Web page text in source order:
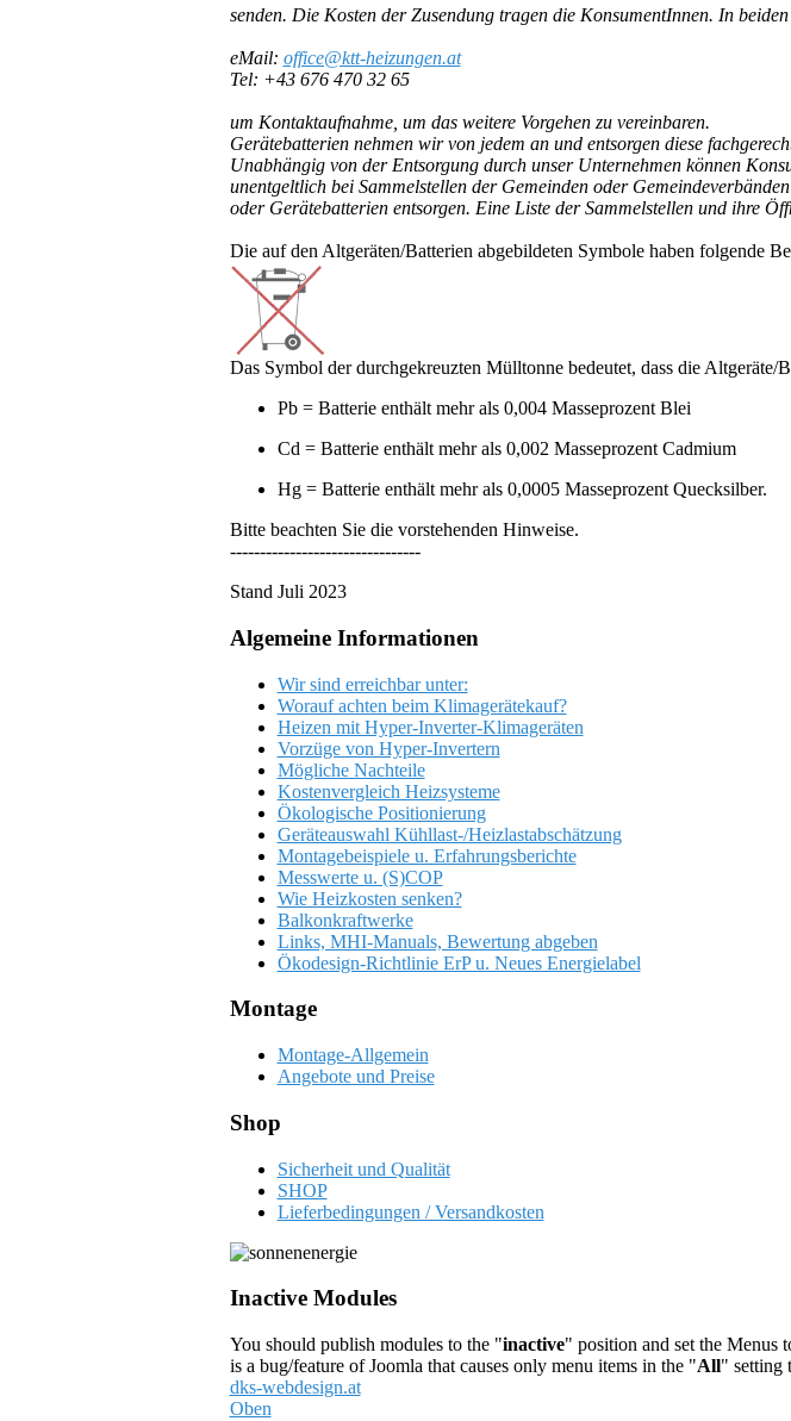
senden. Die Kosten der Zusendung tragen die KonsumentInnen. In
eMail: office@ktt-heizungen.at
Tel: +43 676 470 32 65
um Kontaktaufnahme, um das weitere Vorgehen zu vereinbaren.
Gerätebatterien nehmen wir von jedem an und entsorgen diese
Unabhängig von der Entsorgung durch unser Unternehmen können
unentgeltlich bei Sammelstellen der Gemeinden oder
oder Gerätebatterien entsorgen. Eine Liste der Sammelstellen und ihre
Die auf den Altgeräten/Batterien abgebildeten Symbole haben folgende
Das Symbol der durchgekreuzten Mülltonne bedeutet, dass die
Pb = Batterie enthält mehr als 0,004 Masseprozent Blei
Cd = Batterie enthält mehr als 0,002 Masseprozent Cadmium
Hg = Batterie enthält mehr als 0,0005 Masseprozent Quecksilber.
Bitte beachten Sie die vorstehenden Hinweise.
--------------------------------
Stand Juli 2023
Algemeine Informationen
Wir sind erreichbar unter:
Worauf achten beim Klimagerätekauf?
Heizen mit Hyper-Inverter-Klimageräten
Vorzüge von Hyper-Invertern
Mögliche Nachteile
Kostenvergleich Heizsysteme
Ökologische Positionierung
Geräteauswahl Kühllast-/Heizlastabschätzung
Montagebeispiele u. Erfahrungsberichte
Messwerte u. (S)COP
Wie Heizkosten senken?
Balkonkraftwerke
Links, MHI-Manuals, Bewertung abgeben
Ökodesign-Richtlinie ErP u. Neues Energielabel
Montage
Montage-Allgemein
Angebote und Preise
Shop
Sicherheit und Qualität
SHOP
Lieferbedingungen / Versandkosten
Inactive Modules
You should publish modules to the "inactive" position and set the Menus
is a bug/feature of Joomla that causes only menu items in the "All" setting
dks-webdesign.at
Oben